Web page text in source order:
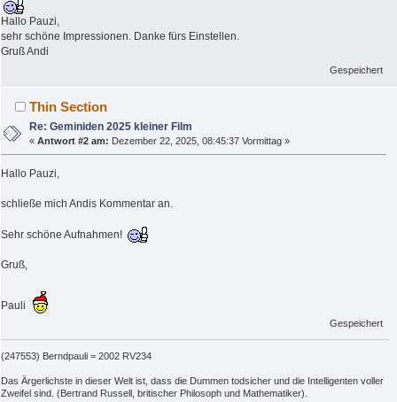
Hallo Pauzi,
sehr schöne Impressionen. Danke fürs Einstellen.
Gruß Andi
Gespeichert
Thin Section
Re: Geminiden 2025 kleiner Film
«Antwort #2 am: Dezember 22, 2025, 08:45:37 Vormittag »
Hallo Pauzi,
schließe mich Andis Kommentar an.
Sehr schöne Aufnahmen!
Gruß,
Pauli
Gespeichert
(247553) Berndpauli = 2002 RV234
Das Ärgerlichste in dieser Welt ist, dass die Dummen todsicher und die Intelligenten voller
Zweifel sind. (Bertrand Russell, britischer Philosoph und Mathematiker).